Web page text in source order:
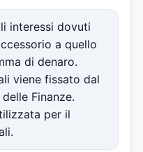
interessi dovuti
a quello
di denaro.
viene fissato dal
Finanze.
per il